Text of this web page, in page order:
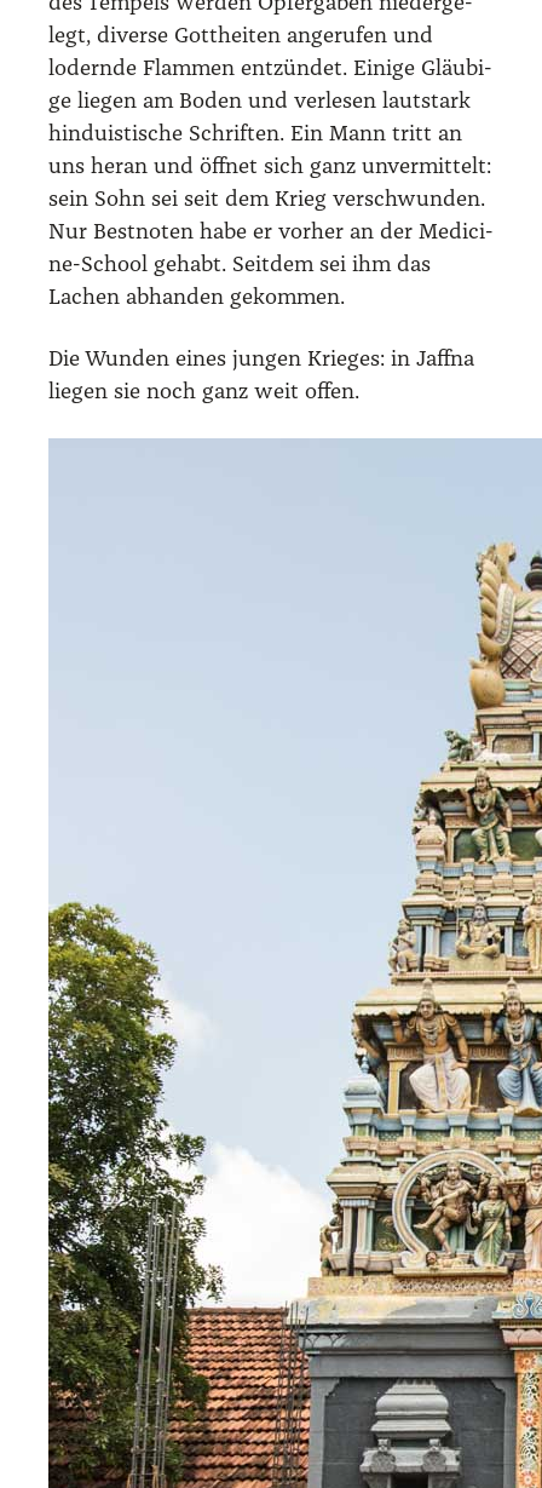
legt, diver­se Gott­hei­ten ange­ru­fen und
lodern­de Flam­men ent­zün­det. Eini­ge Gläu­bi­
ge lie­gen am Boden und ver­le­sen laut­stark
hin­du­is­ti­sche Schrif­ten. Ein Mann tritt an
uns her­an und öff­net sich ganz unver­mit­telt:
sein Sohn sei seit dem Krieg ver­schwun­den.
Nur Best­no­ten habe er vor­her an der Medi­ci­
ne-School gehabt. Seit­dem sei ihm das
Lachen abhan­den gekom­men.
Die Wun­den eines jun­gen Krie­ges: in Jaff­na
lie­gen sie noch ganz weit offen.